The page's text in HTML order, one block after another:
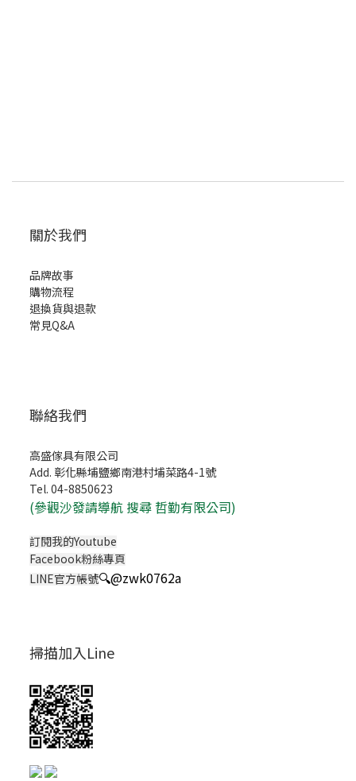
關於我們
品牌故事
購物流程
退換貨與退款
常見Q&A
聯絡我們
高盛傢具有限公司
Add. 彰化縣埔鹽鄉南港村埔菜路4-1號
Tel. 04-8850623
(參觀沙發請導航 搜尋 哲勤有限公司)
訂閱我的Youtube
Facebook粉絲專頁
LINE官方帳號🔍@zwk0762a
掃描加入Line